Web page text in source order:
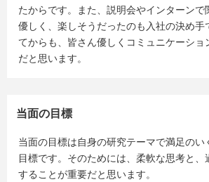
たからです。また、説明会やインターンで
優しく、楽しそうだったのも入社の決め手
てからも、皆さん優しくコミュニケーショ
だと思います。
当面の目標
当面の目標は自身の研究テーマで満足のい
目標です。そのためには、柔軟な思考と、
することが重要だと思います。